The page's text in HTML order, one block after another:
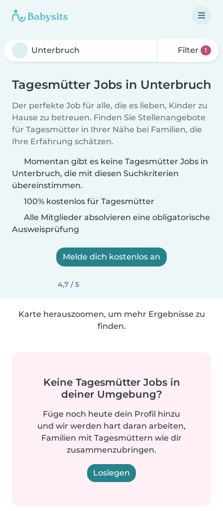
Filter 1
Tagesmütter Jobs in Unterbruch
Der perfekte Job für alle, die es lieben, Kinder zu
Hause zu betreuen. Finden Sie Stellenangebote
für Tagesmütter in Ihrer Nähe bei Familien, die
Ihre Erfahrung schätzen.
Momentan gibt es keine Tagesmütter Jobs in
Unterbruch, die mit diesen Suchkriterien
übereinstimmen.
100% kostenlos für Tagesmütter
Alle Mitglieder absolvieren eine obligatorische
Ausweisprüfung
Melde dich kostenlos an
4,7 / 5
Karte herauszoomen, um mehr Ergebnisse zu
finden.
Keine Tagesmütter Jobs in
deiner Umgebung?
Füge noch heute dein Profil hinzu
und wir werden hart daran arbeiten,
Familien mit Tagesmüttern wie dir
zusammenzubringen.
Loslegen